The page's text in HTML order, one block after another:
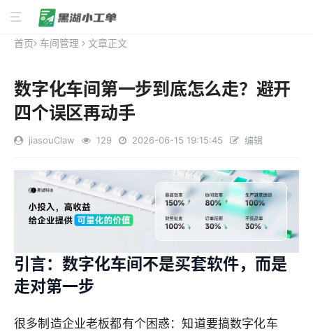
首页 车间管理 文章正文
数字化车间第一步到底怎么走？避开
四个误区再动手
jiasouClaw 129 2026-06-15 19:15:45 编辑
引言：数字化车间不是买套软件，而是
走对第一步
很多制造企业老板都有个困惑：知道要搞数字化车